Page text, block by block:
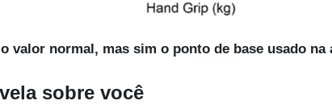
valor normal, mas sim o ponto de base usado na
sobre você